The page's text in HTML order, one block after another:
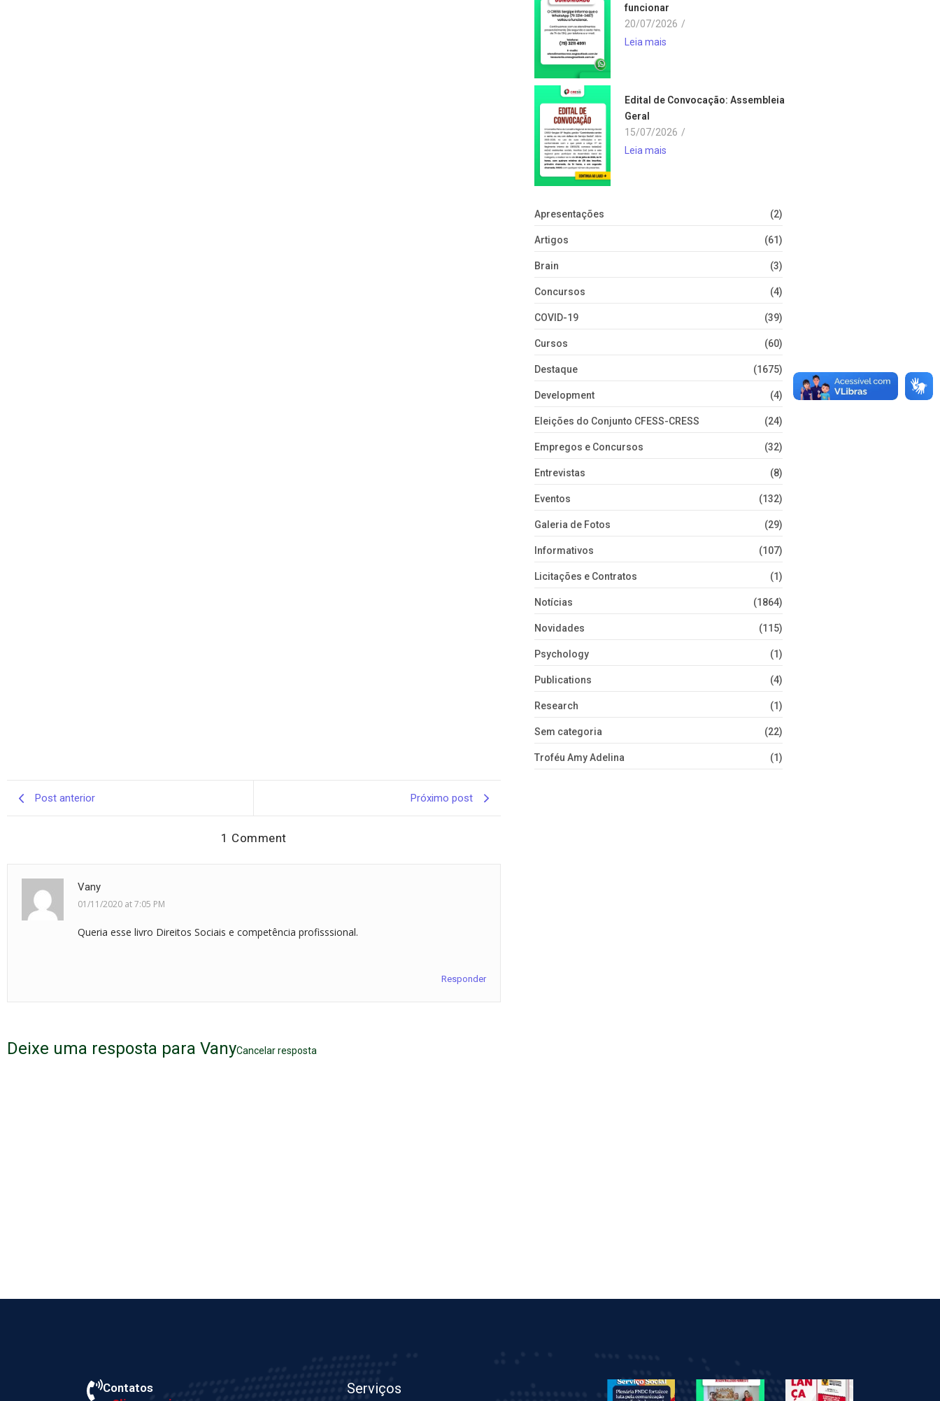
funcionar
20/07/2026 /
Leia mais
Edital de Convocação: Assembleia
Geral
15/07/2026 /
Leia mais
Apresentações (2)
Artigos (61)
Brain (3)
Concursos (4)
COVID-19 (39)
Cursos (60)
Destaque (1675)
Development (4)
Eleições do Conjunto CFESS-CRESS (24)
Empregos e Concursos (32)
Entrevistas (8)
Eventos (132)
Galeria de Fotos (29)
Informativos (107)
Licitações e Contratos (1)
Notícias (1864)
Novidades (115)
Psychology (1)
Publications (4)
Research (1)
Sem categoria (22)
Troféu Amy Adelina (1)
Post anterior Próximo post
1 Comment
Vany
01/11/2020 at 7:05 PM
Queria esse livro Direitos Sociais e competência profisssional.
Responder
Deixe uma resposta para VanyCancelar resposta
Contatos Serviços